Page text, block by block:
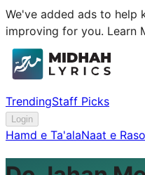
We've added ads to help
improving for you. Learn
TrendingStaff Picks
Login
Hamd e Ta'alaNaat e